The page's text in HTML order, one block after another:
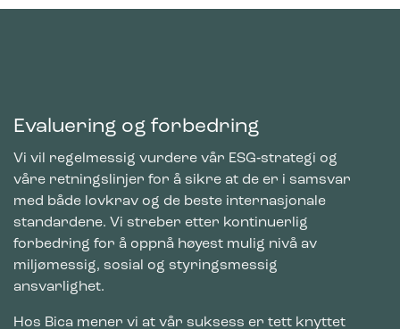
Evaluering og forbedring
Vi vil regelmessig vurdere vår ESG‑strategi og
våre retningslinjer for å sikre at de er i samsvar
med både lovkrav og de beste internasjonale
standardene. Vi streber etter kontinuerlig
forbedring for å oppnå høyest mulig nivå av
miljømessig, sosial og styringsmessig
ansvarlighet.
Hos Bica mener vi at vår suksess er tett knyttet